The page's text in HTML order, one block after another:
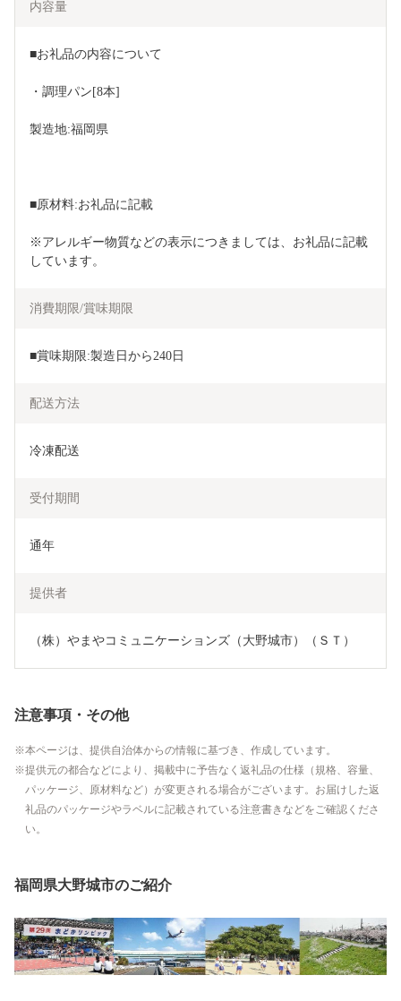
内容量
■お礼品の内容について
・調理パン[8本]
製造地:福岡県
■原材料:お礼品に記載
※アレルギー物質などの表示につきましては、お礼品に記載
しています。
消費期限/賞味期限
■賞味期限:製造日から240日
配送方法
冷凍配送
受付期間
通年
提供者
（株）やまやコミュニケーションズ（大野城市）（ＳＴ）
注意事項・その他
本ページは、提供自治体からの情報に基づき、作成しています。
提供元の都合などにより、掲載中に予告なく返礼品の仕様（規格、容量、
パッケージ、原材料など）が変更される場合がございます。お届けした返
礼品のパッケージやラベルに記載されている注意書きなどをご確認くださ
い。
福岡県大野城市のご紹介